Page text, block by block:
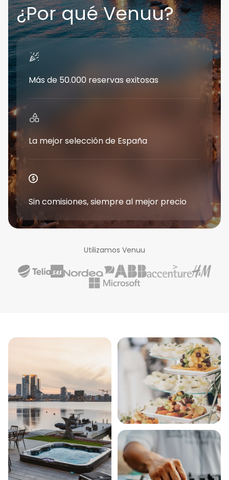
¿Por qué Venuu?
Más de 50.000 reservas exitosas
La mejor selección de España
Sin comisiones, siempre al mejor precio
Utilizamos Venuu